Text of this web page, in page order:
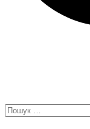
Пошук: